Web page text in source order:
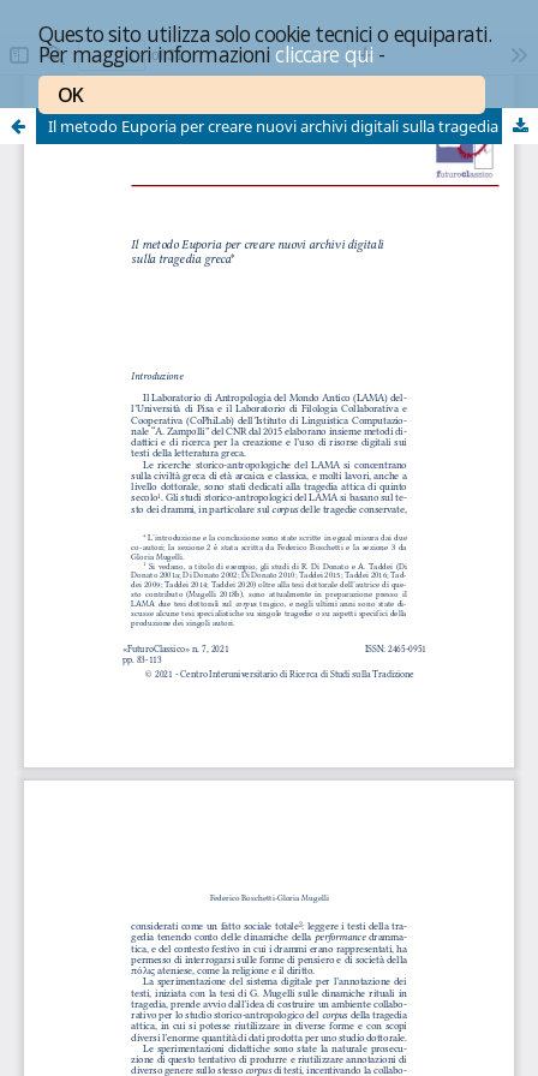
Questo sito utilizza solo cookie tecnici o equiparati.
Per maggiori informazionicliccare qui -
OK
Il metodo Euporia per creare nuovi archivi digitali sulla tragedia greca